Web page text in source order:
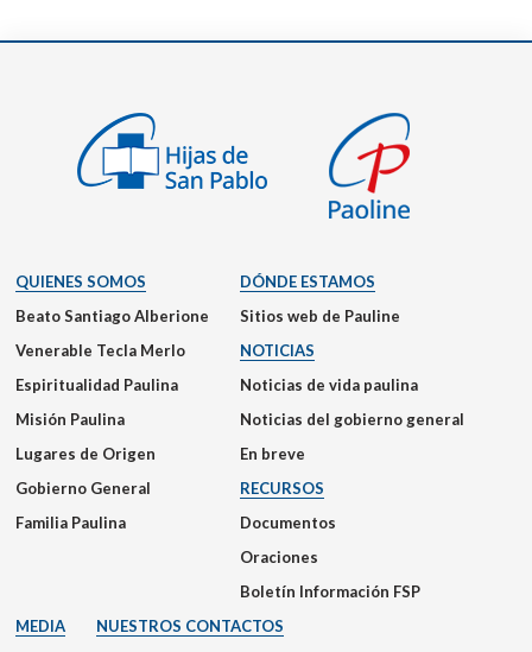
QUIENES SOMOS
Beato Santiago Alberione
Venerable Tecla Merlo
Espiritualidad Paulina
Misión Paulina
Lugares de Origen
Gobierno General
Familia Paulina
DÓNDE ESTAMOS
Sitios web de Pauline
NOTICIAS
Noticias de vida paulina
Noticias del gobierno general
En breve
RECURSOS
Documentos
Oraciones
Boletín Información FSP
MEDIA
NUESTROS CONTACTOS